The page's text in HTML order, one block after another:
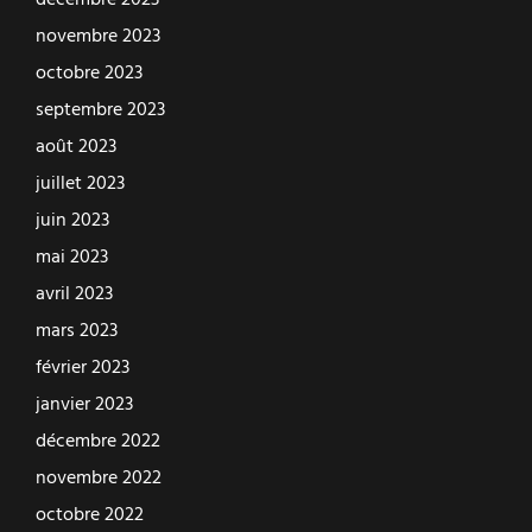
novembre 2023
octobre 2023
septembre 2023
août 2023
juillet 2023
juin 2023
mai 2023
avril 2023
mars 2023
février 2023
janvier 2023
décembre 2022
novembre 2022
octobre 2022